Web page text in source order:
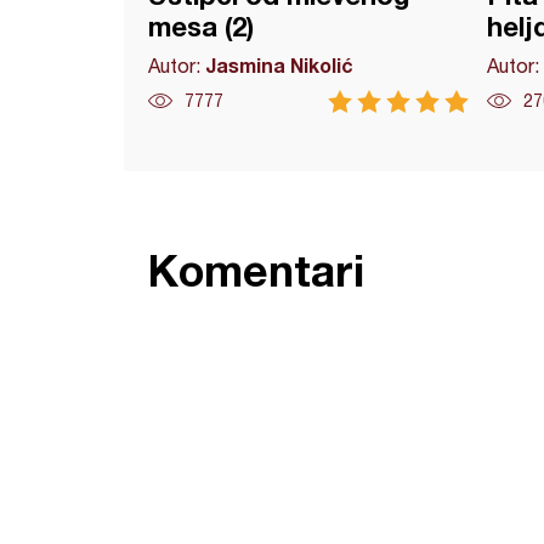
mesa (2)
Autor: Jasmina Nikolić
7777
Autor:
Komentari